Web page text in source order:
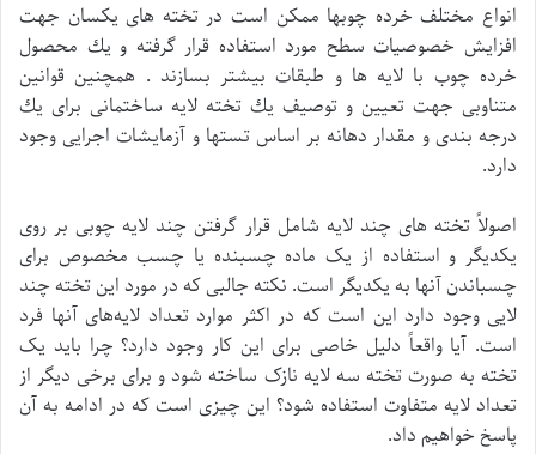
انواع مختلف خرده چوبها ممكن است در تخته های يكسان جهت
افزايش خصوصيات سطح مورد استفاده قرار گرفته و يك محصول
خرده چوب با لايه ها و طبقات بيشتر بسازند . همچنين قوانين
متناوبی جهت تعيين و توصيف يك تخته لايه ساختمانی برای يك
درجه بندی و مقدار دهانه بر اساس تستها و آزمايشات اجرايی وجود
دارد.
اصولاً تخته های چند لایه شامل قرار گرفتن چند لایه چوبی بر روی
یکدیگر و استفاده از یک ماده چسبنده یا چسب مخصوص برای
چسباندن آنها به یکدیگر است. نکته جالبی که در مورد این تخته‌ چند
لایی وجود دارد این است که در اکثر موارد تعداد لایه‌های آنها فرد
است. آیا واقعاً دلیل خاصی برای این کار وجود دارد؟ چرا باید یک
تخته به صورت تخته سه لایه نازک ساخته شود و برای برخی دیگر از
تعداد لایه متفاوت استفاده شود؟ این چیزی است که در ادامه به آن
پاسخ خواهیم داد.